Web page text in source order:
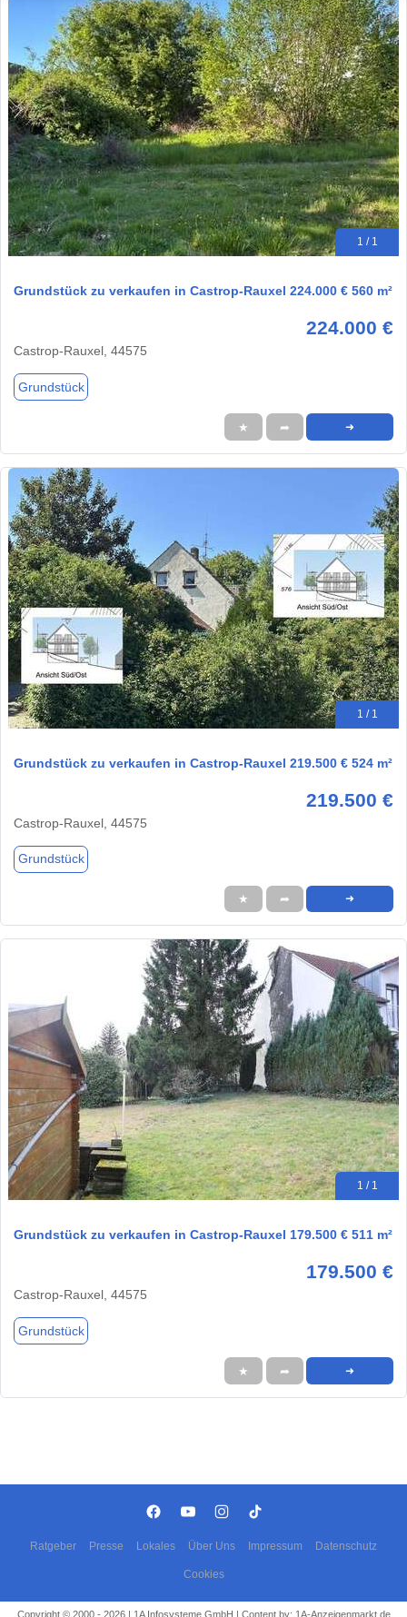
1 / 1
Grundstück zu verkaufen in Castrop-Rauxel 224.000 € 560 m²
224.000 €
Castrop-Rauxel, 44575
Grundstück
★ ➦ ➜
1 / 1
Grundstück zu verkaufen in Castrop-Rauxel 219.500 € 524 m²
219.500 €
Castrop-Rauxel, 44575
Grundstück
★ ➦ ➜
1 / 1
Grundstück zu verkaufen in Castrop-Rauxel 179.500 € 511 m²
179.500 €
Castrop-Rauxel, 44575
Grundstück
★ ➦ ➜
Ratgeber Presse Lokales Über Uns Impressum Datenschutz
Cookies
Copyright © 2000 - 2026 | 1A Infosysteme GmbH | Content by: 1A-Anzeigenmarkt.de